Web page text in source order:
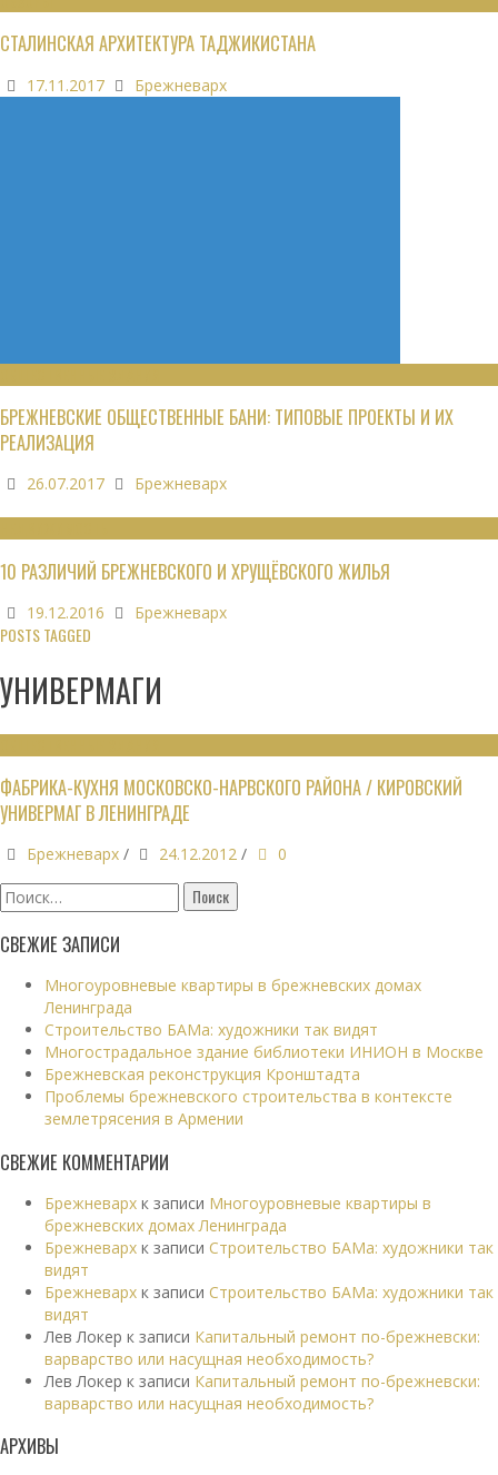
СТАЛИНСКАЯ АРХИТЕКТУРА ТАДЖИКИСТАНА
17.11.2017 Брежневарх
БРЕЖНЕВСКИЕ ОБЩЕСТВЕННЫЕ БАНИ: ТИПОВЫЕ ПРОЕКТЫ И ИХ
РЕАЛИЗАЦИЯ
26.07.2017 Брежневарх
10 РАЗЛИЧИЙ БРЕЖНЕВСКОГО И ХРУЩЁВСКОГО ЖИЛЬЯ
19.12.2016 Брежневарх
POSTS TAGGED
УНИВЕРМАГИ
ФАБРИКА-КУХНЯ МОСКОВСКО-НАРВСКОГО РАЙОНА / КИРОВСКИЙ
УНИВЕРМАГ В ЛЕНИНГРАДЕ
Брежневарх / 24.12.2012 /
0
Найти:
СВЕЖИЕ ЗАПИСИ
Многоуровневые квартиры в брежневских домах
Ленинграда
Строительство БАМа: художники так видят
Многострадальное здание библиотеки ИНИОН в Москве
Брежневская реконструкция Кронштадта
Проблемы брежневского строительства в контексте
землетрясения в Армении
СВЕЖИЕ КОММЕНТАРИИ
Брежневарх к записи Многоуровневые квартиры в
брежневских домах Ленинграда
Брежневарх к записи Строительство БАМа: художники так
видят
Брежневарх к записи Строительство БАМа: художники так
видят
Лев Локер к записи Капитальный ремонт по-брежневски:
варварство или насущная необходимость?
Лев Локер к записи Капитальный ремонт по-брежневски:
варварство или насущная необходимость?
АРХИВЫ